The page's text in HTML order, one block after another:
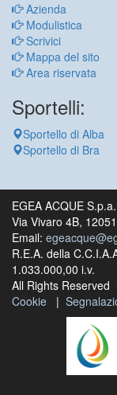
Azienda
Modulistica
Scrivici
Mappa del sito
Area riservata
Sportelli:
Sportello di Alba
Sportello di Bra
EGEA ACQUE
Via Vivaro 4B,
Email:
R.E.A. della
1.033.000,00 i.v.
All Rights Reserved
Cookie |